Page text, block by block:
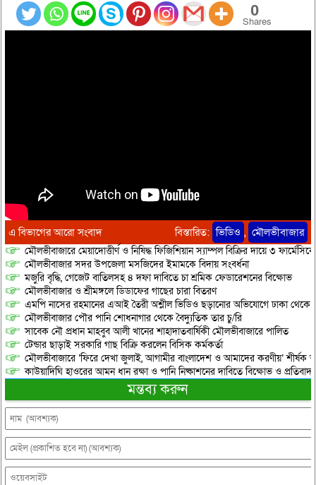
0
Shares
এ বিভাগের আরো সংবাদ বিস্তারিত: ভিডিও , মৌলভীবাজার
মৌলভীবাজারে মেয়াদোত্তীর্ণ ও নিষিদ্ধ ফিজিশিয়ান স্যাম্পল বিক্রির দায়ে ৩
মৌলভীবাজার সদর উপজেলা মসজিদের ইমামকে বিদায় সংবর্ধনা
মজুরি বৃদ্ধি, গেজেট বাতিলসহ ৪ দফা দাবিতে চা শ্রমিক ফেডারেশনের বিক্ষোভ
মৌলভীবাজার ও শ্রীমঙ্গলে ডিডাফের গাছের চারা বিতরণ
এমপি নাসের রহমানের এআই তৈরী অশ্লীল ভিডিও ছড়ানোর অভিযোগে ঢাকা থেকে
মৌলভীবাজার পৌর পানি শোধনাগার থেকে বৈদ্যুতিক তার চু/রি
সাবেক নৌ প্রধান মাহবুব আলী খানের শাহাদাতবার্ষিকী মৌলভীবাজারে পালিত
টেন্ডার ছাড়াই সরকারি গাছ বিক্রি করলেন বিসিক কর্মকর্তা
মৌলভীবাজারে ‘ফিরে দেখা জুলাই, আগামীর বাংলাদেশ ও আমাদের করণীয়’ শীর্ষক
কাউয়াদিঘি হাওরের আমন ধান রক্ষা ও পানি নিষ্কাশনের দাবিতে বিক্ষোভ ও
মন্তব্য করুন